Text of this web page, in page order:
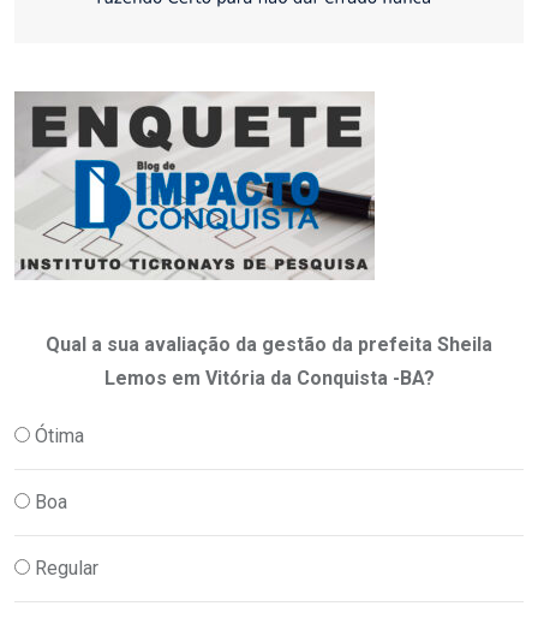
Qual a sua avaliação da gestão da prefeita Sheila
Lemos em Vitória da Conquista -BA?
Ótima
Boa
Regular